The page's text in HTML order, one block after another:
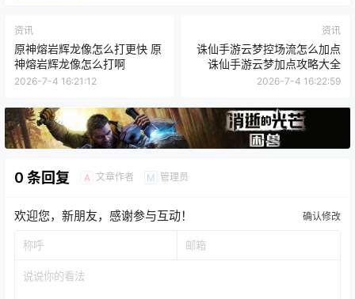
资讯
原神熔岩辉龙像怎么打更快 原
神熔岩辉龙像怎么打啊
2026-7-4 16:21:12
资讯
诛仙手游云梦控场流怎么加点
诛仙手游云梦加点攻略大全
2026-7-4 16:22:59
0 条回复 A 文章作者 M 管理员
欢迎您，新朋友，感谢参与互动！ 确认修改